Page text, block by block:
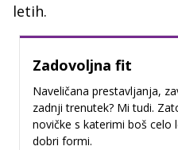
letih.
Zadovoljna fit
Naveličana prestavljanja,
zadnji trenutek? Mi tudi.
novičke s katerimi boš celo
dobri formi.